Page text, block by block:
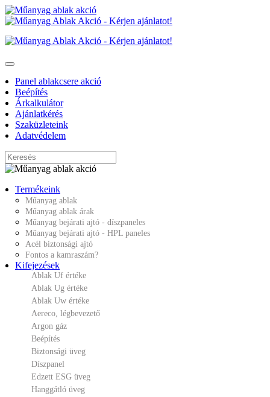
Panel ablakcsere akció
Beépítés
Árkalkulátor
Ajánlatkérés
Szaküzleteink
Adatvédelem
Termékeink
Műanyag ablak
Műanyag ablak árak
Műanyag bejárati ajtó - díszpaneles
Műanyag bejárati ajtó - HPL paneles
Acél biztonsági ajtó
Fontos a kamraszám?
Kifejezések
Ablak Uf értéke
Ablak Ug értéke
Ablak Uw értéke
Aereco, légbevezető
Argon gáz
Beépítés
Biztonsági üveg
Díszpanel
Edzett ESG üveg
Hanggátló üveg